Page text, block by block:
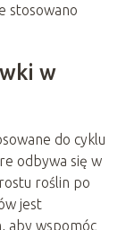
stosowano
w
do cyklu
odbywa się w
roślin po
jest
aby wspomóc